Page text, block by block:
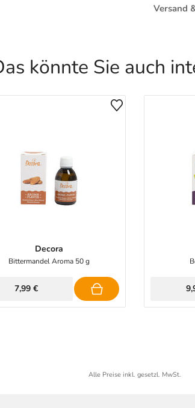
Versand
könnte Sie auch
Decora
Bittermandel Aroma 50 g
7,99 €
Alle Preise inkl. gesetzl. MwSt.